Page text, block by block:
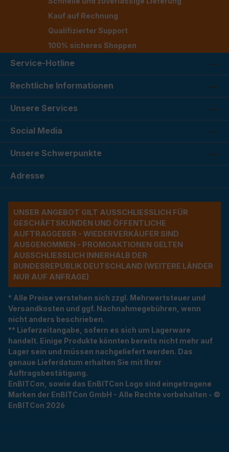
Kauf auf Rechnung
Qualifizierter Support
100% sicheres Shoppen
Service-Hotline
Rechtliche Informationen
Unsere Services
Social Media
Unsere Schwerpunkte
Adresse
UNSER ANGEBOT GILT AUSSCHLIESSLICH FÜR G
ESCHÄFTSKUNDEN UND ÖFFENTLICHE A
UFTRAGGEBER - WIEDERVERKÄUFER SIND A
USGENOMMEN - PROMOAKTIONEN GELTEN A
USSCHLIESSLICH INNERHALB DER BU
NDESREPUBLIK DEUTSCHLAND (WEITERE LÄNDER NU
R AUF ANFRAGE)
* Alle Preise verstehen sich zzgl. Mehrwertsteuer und
Versandkosten und ggf. Nachnahmegebühren, wenn
nicht anders beschrieben.
** Lieferzeitangabe, sofern es sich um Lagerware
handelt. Einige Produkte könnten bereits nicht mehr auf
Lager sein und müssen nachgeliefert werden. Das
genaue Lieferdatum erhalten Sie mit Ihrer
Auftragsbestätigung.
EnBITCon, sowie das EnBITCon Logo sind eingetragene
Marken der EnBITCon GmbH - Alle Rechte vorbehalten - ©
EnBITCon 2026